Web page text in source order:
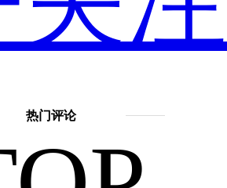
：
热门评论